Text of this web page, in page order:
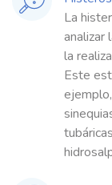
La
analizar
la
Este